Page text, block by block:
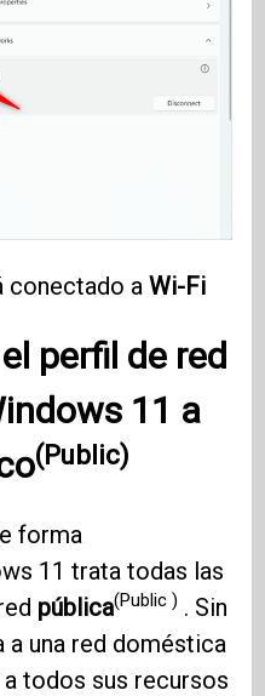
conectado aWi-Fi
perfil de red
11 a
(Public)
forma
11 trata todas las
pública(Public ) . Sin
una red doméstica
todos sus recursos